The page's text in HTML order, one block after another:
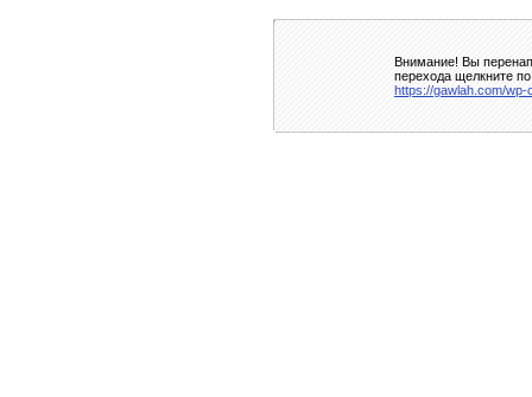
Внимание! Вы
перехода щелкните
https://gawlah.com/wp-